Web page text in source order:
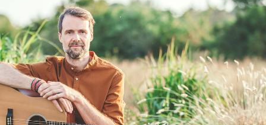
JOOGA/PILATES
TERAAPIA
ÜRITUSED
TIIMIDELE
GALERII
KONTAKT